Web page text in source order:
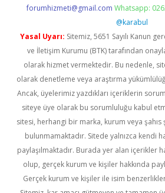
forumhizmeti@gmail.com Whatsapp:
@karabul
Yasal Uyarı: Sitemiz, 5651 Sayılı Kanun
ve İletişim Kurumu (BTK) tarafından
olarak hizmet vermektedir. Bu nedenle,
olarak denetleme veya araştırma
Ancak, üyelerimiz yazdıkları içeriklerin
siteye üye olarak bu sorumluluğu kabul
sitesi, herhangi bir marka, kurum veya şahıs
bulunmamaktadır. Sitede yalnızca kendi
paylaşılmaktadır. Burada yer alan içerikler
olup, gerçek kurum ve kişiler hakkında
Gerçek kurum ve kişiler ile isim